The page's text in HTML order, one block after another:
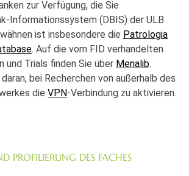
zur Verfügung, die Sie
Informationssystem (DBIS) der ULB
ist insbesondere die Patrologia
. Auf die vom FID verhandelten
und Trials finden Sie über Menalib.
bei Recherchen von außerhalb des
die VPN-Verbindung zu aktivieren.
PROFILIERUNG DES FACHES